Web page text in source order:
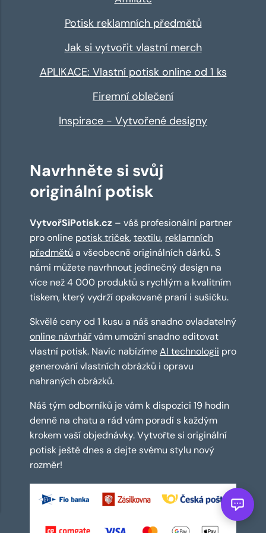
Potisk reklamních předmětů
Jak si vytvořit vlastní merch
APLIKACE: Vlastní potisk online od 1 ks
Firemní oblečení
Inspirace - Vytvořené designy
Navrhněte si svůj
originální potisk
VytvořSiPotisk.cz – váš profesionální partner
pro online potisk triček,textilu, reklamních
předmětů a všeobecně originálních dárků. S
námi můžete navrhnout jedinečný design na
více než 4 000 produktů s rychlým a kvalitním
tiskem, který vydrží opakované praní i sušičku.
Skvělé ceny od 1 kusu a náš snadno ovladatelný
online návrhářvám umožní snadno editovat
vlastní potisk. Navíc nabízímeAI technologii pro
generování vlastních obrázků i opravu
nahraných obrázků.
Náš tým odborníků je vám k dispozici 19 hodin
denně na chatu a rád vám poradí s každým
krokem vaší objednávky. Vytvořte si originální
potisk ještě dnes a dejte svému stylu nový
rozměr!